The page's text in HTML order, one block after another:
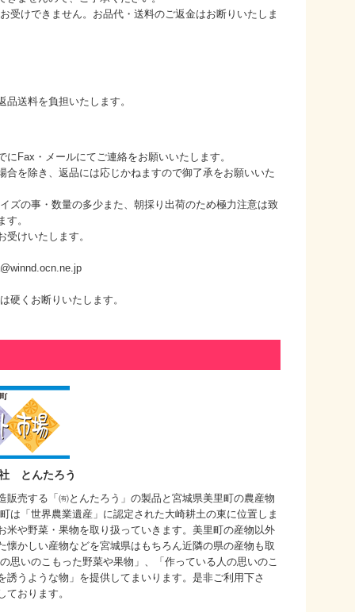
受けできません。お品代・送料のご返金はお断りいたしま
品送料を負担いたします。
にFax・メールにてご連絡をお願いいたします。
合を除き、返品には応じかねますので御了承をお願いいた
ズの事・数量の多少また、朝採り出荷のため極力注意は致
す。
受けいたします。
硬くお断りいたします。
とんたろう
販売する「㈲とんたろう」の製品と宮城県美里町の農産物
は「世界農業遺産」に認定された大崎耕土の東に位置しま
米や野菜・果物を取り扱っていきます。美里町の産物以外
懐かしい産物などを宮城県はもちろん近隣の県の産物も取
思いのこもった野菜や果物」、「作っている人の思いのこ
誘うような物」を提供してまいります。是非ご利用下さ
ております。